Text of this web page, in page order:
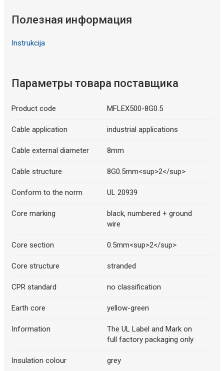
Полезная информация
Instrukcija
Параметры товара поставщика
Product code MFLEX500-8G0.5
Cable application industrial applications
Cable external diameter 8mm
Cable structure 8G0.5mm<sup>2</sup>
Conform to the norm UL 20939
Core marking
black, numbered + ground
wire
Core section 0.5mm<sup>2</sup>
Core structure stranded
CPR standard no classification
Earth core yellow-green
Information
The UL Label and Mark on
full factory packaging only
Insulation colour grey